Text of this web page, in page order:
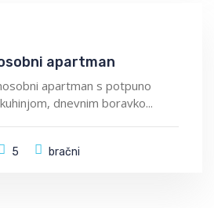
apartman
apartman s potpuno
dnevnim boravko...
5 bračni